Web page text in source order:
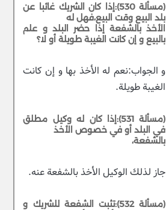
(مسألة 530):إذا كان الشريك غائبا عن
بلد البيع وقت البيع،فهل له
الأخذ بالشفعة إذا حضر البلد و علم
بالبيع و إن كانت الغيبة طويلة أو لا؟
و الجواب:نعم له الأخذ بها و إن كانت
الغيبة طويلة.
(مسألة 531):إذا كان له وكيل مطلق
في البلد أو في خصوص الأخذ
بالشفعة،
جاز لذلك الوكيل الأخذ بالشفعة عنه.
(مسألة 532):تثبت الشفعة للشريك و